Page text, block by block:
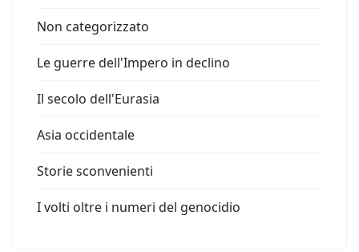
Non categorizzato
Le guerre dell'Impero in declino
Il secolo dell'Eurasia
Asia occidentale
Storie sconvenienti
I volti oltre i numeri del genocidio